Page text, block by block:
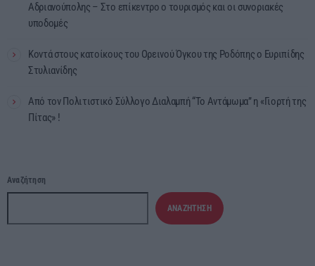
Αδριανούπολης – Στο επίκεντρο ο τουρισμός και οι συνοριακές
υποδομές
Κοντά στους κατοίκους του Ορεινού Όγκου της Ροδόπης ο Ευριπίδης
Στυλιανίδης
Από τον Πολιτιστικό Σύλλογο Διαλαμπή “Το Αντάμωμα” η «Γιορτή της
Πίτας» !
Αναζήτηση
ΑΝΑΖΉΤΗΣΗ